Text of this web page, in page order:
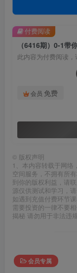
此内容为付费阅读
会员 免费
付费阅读
© 版权声明
1、本内容转载于网
空间服务，不拥有所
到你的版权利益，请
源仅供测试和学习，
如遇到充值付费环节
需要投资的一律不要
揭秘 请勿用于非法违
会员专属